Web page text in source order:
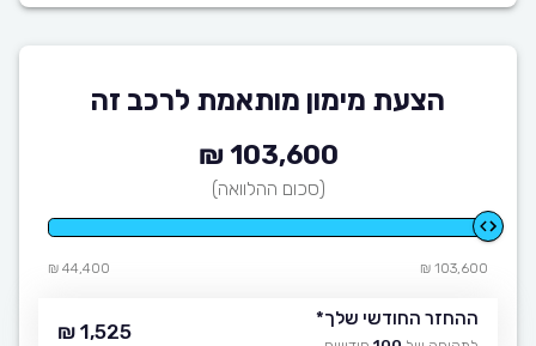
הצעת מימון מותאמת לרכב זה
103,600 ₪
(סכום ההלוואה)
103,600 ₪
44,400 ₪
ההחזר החודשי שלך*
1,525 ₪